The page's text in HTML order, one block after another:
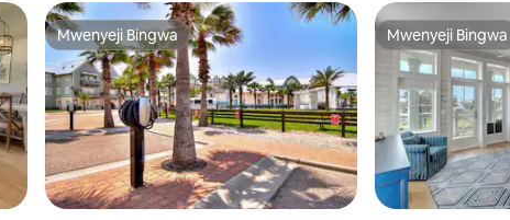
Mwenyeji Bingwa
Mwenyeji Bingwa Mwenyeji Bingwa
Mwenyeji Bingwa